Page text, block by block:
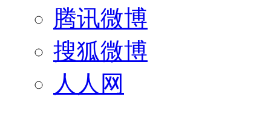
腾讯微博
搜狐微博
人人网